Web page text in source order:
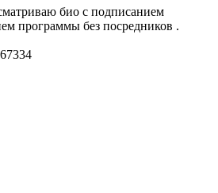
био с подписанием
программы без посредников .